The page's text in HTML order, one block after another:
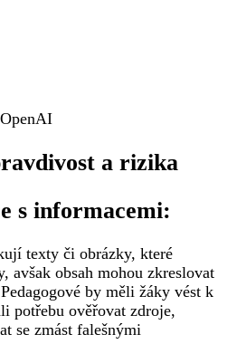
a rizika
s informacemi:
texty či obrázky, které
avšak obsah mohou zkreslovat
by měli žáky vést k
potřebu ověřovat zdroje,
se zmást falešnými